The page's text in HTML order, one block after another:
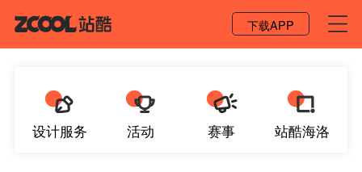
下载APP
设计服务 活动 赛事 站酷海洛